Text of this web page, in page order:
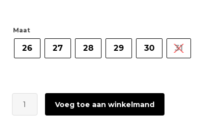
Maat
26 27 28 29 30 31
Melu
Barrel
Voeg toe aan winkelmand